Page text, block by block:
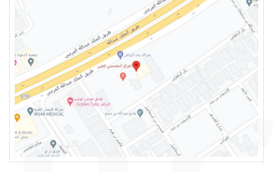
اعراض الشبكية في العين